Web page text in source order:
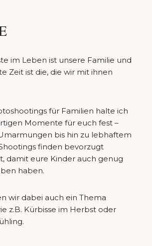
im Leben ist unsere Familie und
Zeit ist die, die wir mit ihnen
für Familien halte ich
Momente für euch fest –
bis hin zu lebhaftem
finden bevorzugt
damit eure Kinder auch genug
haben.
wir dabei auch ein Thema
z.B. Kürbisse im Herbst oder